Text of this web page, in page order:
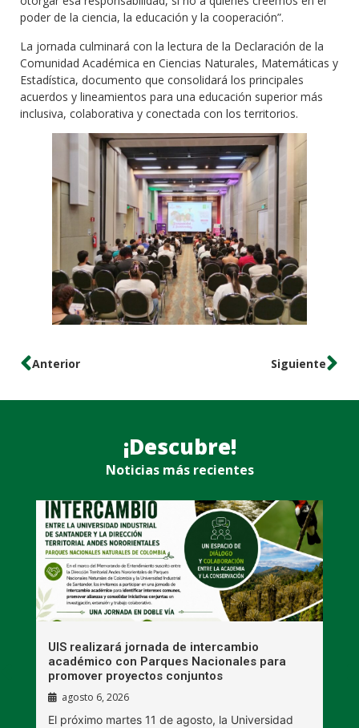
poder de la ciencia, la educación y la cooperación”.
La jornada culminará con la lectura de la Declaración de la
Comunidad Académica en Ciencias Naturales, Matemáticas y
Estadística, documento que consolidará los principales
acuerdos y lineamientos para una educación superior más
inclusiva, colaborativa y conectada con los territorios.
Anterior Siguiente
¡Descubre!
Noticias más recientes
UIS realizará jornada de intercambio
académico con Parques Nacionales para
promover proyectos conjuntos
agosto 6, 2026
El próximo martes 11 de agosto, la Universidad